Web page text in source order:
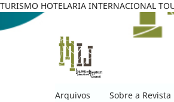
TURISMO HOTELARIA INTERNACIONAL
Arquivos Sobre a Revista